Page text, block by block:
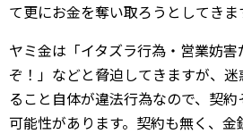
て更にお金を奪い取ろうとしてきま
ヤミ金は「イタズラ行為・営業妨
ぞ！」などと脅迫してきますが、
ること自体が違法行為なので、契
可能性があります。契約も無く、